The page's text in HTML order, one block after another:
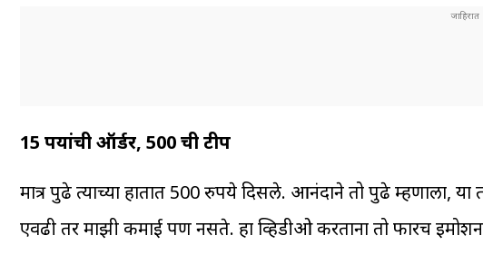
15 रुपयांची ऑर्डर, 500 ची टीप
मात्र पुढे त्याच्या हातात 500 रुपये दिसले. आनंदाने तो पुढे म्हणाला,
एवढी तर माझी कमाई पण नसते. हा व्हिडीओ करताना तो फारच